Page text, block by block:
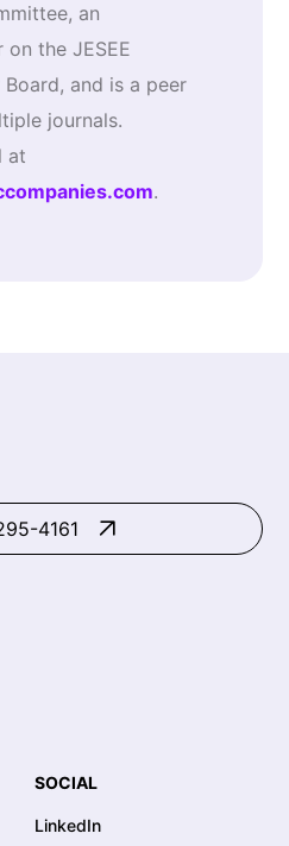
an
the JESEE
and is a peer
journals.
at
.
4161
SOCIAL
LinkedIn